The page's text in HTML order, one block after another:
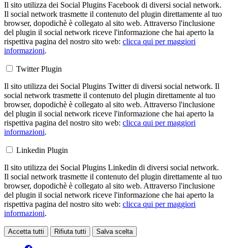
Il sito utilizza dei Social Plugins Facebook di diversi social network.
Il social network trasmette il contenuto del plugin direttamente al tuo
browser, dopodichè è collegato al sito web. Attraverso l'inclusione
del plugin il social network riceve l'informazione che hai aperto la
rispettiva pagina del nostro sito web: clicca qui per maggiori
informazioni.
Twitter Plugin
Il sito utilizza dei Social Plugins Twitter di diversi social network. Il
social network trasmette il contenuto del plugin direttamente al tuo
browser, dopodichè è collegato al sito web. Attraverso l'inclusione
del plugin il social network riceve l'informazione che hai aperto la
rispettiva pagina del nostro sito web: clicca qui per maggiori
informazioni.
Linkedin Plugin
Il sito utilizza dei Social Plugins Linkedin di diversi social network.
Il social network trasmette il contenuto del plugin direttamente al tuo
browser, dopodichè è collegato al sito web. Attraverso l'inclusione
del plugin il social network riceve l'informazione che hai aperto la
rispettiva pagina del nostro sito web: clicca qui per maggiori
informazioni.
Accetta tutti Rifiuta tutti Salva scelta